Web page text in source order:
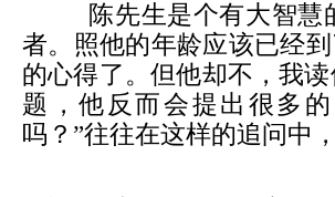
陈先生是个有大智慧的
者。照他的年龄应该已经
的心得了。但他却不，我
题，他反而会提出很多
吗？”往往在这样的追问中